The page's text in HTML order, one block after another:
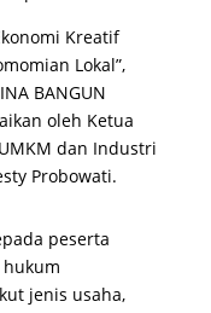
Kreatif
Lokal”,
BANGUN
oleh Ketua
dan Industri
Probowati.
peserta
jenis usaha,